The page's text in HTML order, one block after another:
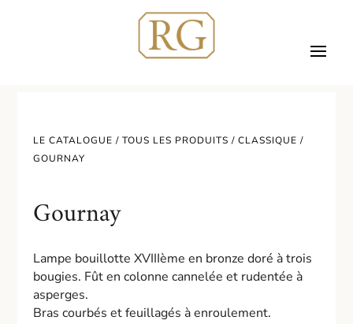
LE CATALOGUE /TOUS LES PRODUITS /CLASSIQUE /
GOURNAY
Gournay
Lampe bouillotte XVIIIème en bronze doré à trois
bougies. Fût en colonne cannelée et rudentée à
asperges.
Bras courbés et feuillagés à enroulement.